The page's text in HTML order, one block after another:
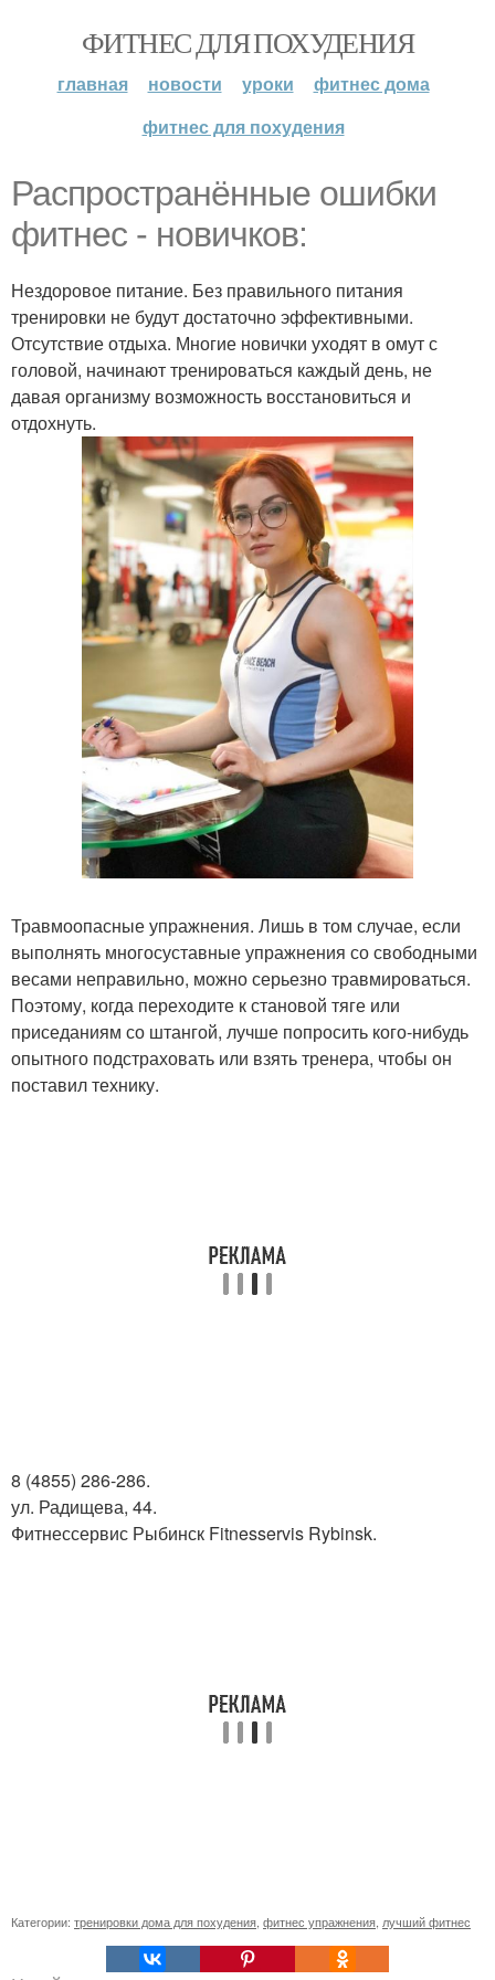
ФИТНЕС ДЛЯ ПОХУДЕНИЯ
главная новости уроки
фитнес дома
фитнес для похудения
Распространённые ошибки
фитнес - новичков:
Нездоровое питание. Без правильного питания
тренировки не будут достаточно эффективными.
Отсутствие отдыха. Многие новички уходят в омут с
головой, начинают тренироваться каждый день, не
давая организму возможность восстановиться и
отдохнуть.
Травмоопасные упражнения. Лишь в том случае, если
выполнять многосуставные упражнения со свободными
весами неправильно, можно серьезно травмироваться.
Поэтому, когда переходите к становой тяге или
приседаниям со штангой, лучше попросить кого-нибудь
опытного подстраховать или взять тренера, чтобы он
поставил технику.
8 (4855) 286-286.
ул. Радищева, 44.
Фитнессервис Рыбинск Fitnesservis Rybinsk.
Категории: тренировки дома для похудения фитнес упражнения лучший фитнес